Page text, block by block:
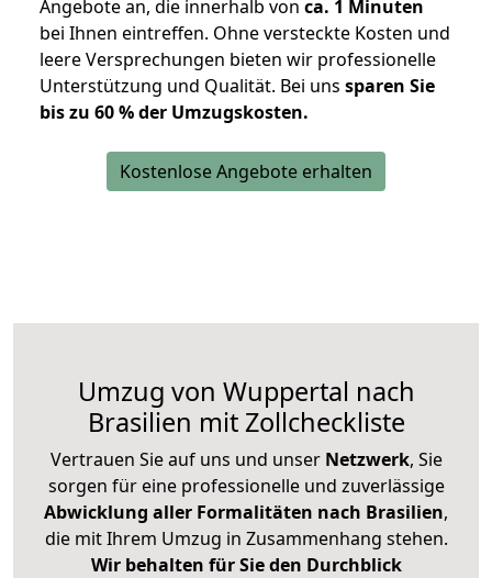
Angebote an, die innerhalb von ca. 1 Minuten
bei Ihnen eintreffen. Ohne versteckte Kosten und
leere Versprechungen bieten wir professionelle
Unterstützung und Qualität. Bei uns sparen Sie
bis zu 60 % der Umzugskosten.
Kostenlose Angebote erhalten
Umzug von Wuppertal nach
Brasilien mit Zollcheckliste
Vertrauen Sie auf uns und unser Netzwerk, Sie
sorgen für eine professionelle und zuverlässige
Abwicklung aller Formalitäten nach Brasilien,
die mit Ihrem Umzug in Zusammenhang stehen.
Wir behalten für Sie den Durchblick